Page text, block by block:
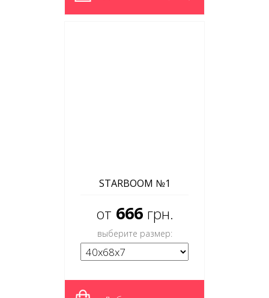
STARBOOM №1
от 666 грн.
выберите размер: